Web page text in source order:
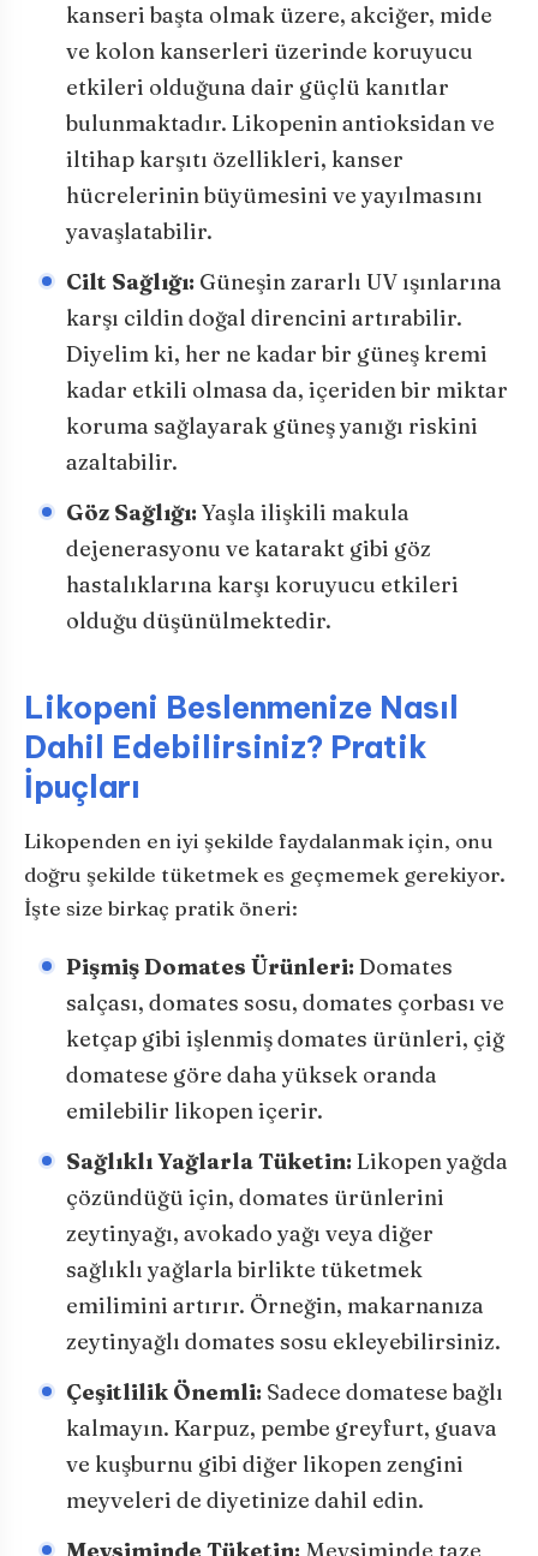
kanseri başta olmak üzere, akciğer, mide
ve kolon kanserleri üzerinde koruyucu
etkileri olduğuna dair güçlü kanıtlar
bulunmaktadır. Likopenin antioksidan ve
iltihap karşıtı özellikleri, kanser
hücrelerinin büyümesini ve yayılmasını
yavaşlatabilir.
Cilt Sağlığı: Güneşin zararlı UV ışınlarına
karşı cildin doğal direncini artırabilir.
Diyelim ki, her ne kadar bir güneş kremi
kadar etkili olmasa da, içeriden bir miktar
koruma sağlayarak güneş yanığı riskini
azaltabilir.
Göz Sağlığı: Yaşla ilişkili makula
dejenerasyonu ve katarakt gibi göz
hastalıklarına karşı koruyucu etkileri
olduğu düşünülmektedir.
Likopeni Beslenmenize Nasıl
Dahil Edebilirsiniz? Pratik
İpuçları
Likopenden en iyi şekilde faydalanmak için, onu
doğru şekilde tüketmek es geçmemek gerekiyor.
İşte size birkaç pratik öneri:
Pişmiş Domates Ürünleri: Domates
salçası, domates sosu, domates çorbası ve
ketçap gibi işlenmiş domates ürünleri, çiğ
domatese göre daha yüksek oranda
emilebilir likopen içerir.
Sağlıklı Yağlarla Tüketin: Likopen yağda
çözündüğü için, domates ürünlerini
zeytinyağı, avokado yağı veya diğer
sağlıklı yağlarla birlikte tüketmek
emilimini artırır. Örneğin, makarnanıza
zeytinyağlı domates sosu ekleyebilirsiniz.
Çeşitlilik Önemli: Sadece domatese bağlı
kalmayın. Karpuz, pembe greyfurt, guava
ve kuşburnu gibi diğer likopen zengini
meyveleri de diyetinize dahil edin.